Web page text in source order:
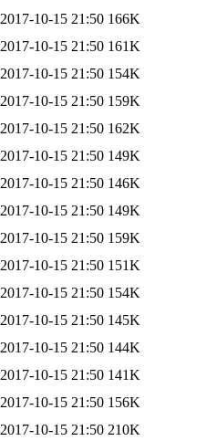
2017-10-15 21:50 166K
2017-10-15 21:50 161K
2017-10-15 21:50 154K
2017-10-15 21:50 159K
2017-10-15 21:50 162K
2017-10-15 21:50 149K
2017-10-15 21:50 146K
2017-10-15 21:50 149K
2017-10-15 21:50 159K
2017-10-15 21:50 151K
2017-10-15 21:50 154K
2017-10-15 21:50 145K
2017-10-15 21:50 144K
2017-10-15 21:50 141K
2017-10-15 21:50 156K
2017-10-15 21:50 210K